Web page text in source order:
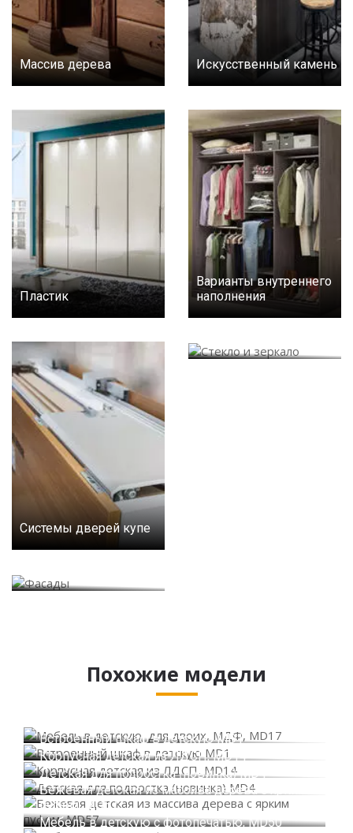
Массив дерева Искусственный камень
Пластик
Варианты внутреннего
наполнения
Системы дверей купе
Похожие модели
Встроенный шкаф в детскую MD1
Корпусная детская из ЛДСП, MD14
Детская для подростка (новинка) MD4
Бежевая детская из массива дерева с ярким
пуфом, MD57
Мебель в детскую с фотопечатью, MD50